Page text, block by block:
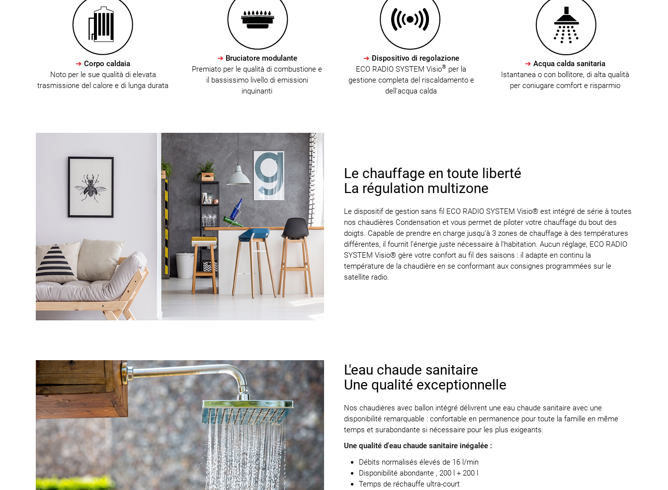
➜ Corpo caldaia
Noto per le sue qualità di elevata
trasmissione del calore e di lunga durata
➜ Bruciatore modulante
Premiato per le qualità di combustione e
il bassissimo livello di emissioni
inquinanti
➜ Dispositivo di regolazione
ECO RADIO SYSTEM Visio® per la
gestione completa del riscaldamento e
dell'acqua calda
➜ Acqua calda sanitaria
Istantanea o con bollitore, di alta qualità
per coniugare comfort e risparmio
Le chauffage en toute liberté
La régulation multizone
Le dispositif de gestion sans fil ECO RADIO SYSTEM Visio® est intégré de série à toutes
nos chaudières Condensation et vous permet de piloter votre chauffage du bout des
doigts. Capable de prendre en charge jusqu’à 3 zones de chauffage à des températures
différentes, il fournit l’énergie juste nécessaire à l’habitation. Aucun réglage, ECO RADIO
SYSTEM Visio® gère votre confort au fil des saisons : il adapte en continu la
température de la chaudière en se conformant aux consignes programmées sur le
satellite radio.
L'eau chaude sanitaire
Une qualité exceptionnelle
Nos chaudières avec ballon intégré délivrent une eau chaude sanitaire avec une
disponibilité remarquable : confortable en permanence pour toute la famille en même
temps et surabondante si nécessaire pour les plus exigeants.
Une qualité d'eau chaude sanitaire inégalée :
Débits normalisés élevés de 16 l/min
Disponibilité abondante , 200 l + 200 l
Temps de réchauffe ultra-court